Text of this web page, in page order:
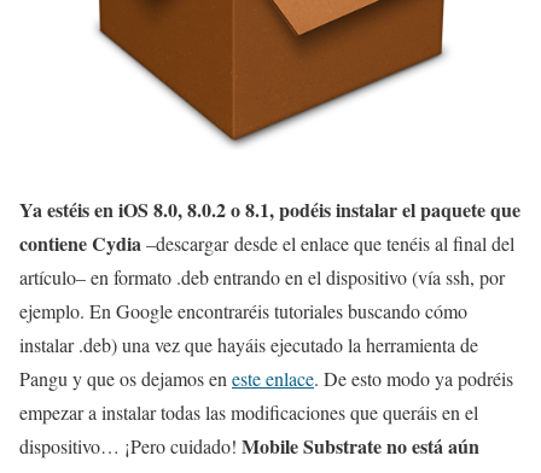
Ya estéis en iOS 8.0, 8.0.2 o 8.1, podéis instalar el paquete que
contiene Cydia–descargar desde el enlace que tenéis al final del
artículo– en formato .deb entrando en el dispositivo (vía ssh, por
ejemplo. En Google encontraréis tutoriales buscando cómo
instalar .deb) una vez que hayáis ejecutado la herramienta de
Pangu y que os dejamos en este enlace. De esto modo ya podréis
empezar a instalar todas las modificaciones que queráis en el
dispositivo… ¡Pero cuidado! Mobile Substrate no está aún